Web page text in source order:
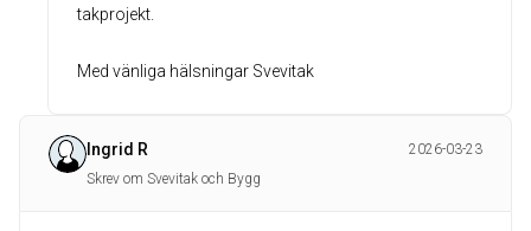
takprojekt.
Med vänliga hälsningar Svevitak
Ingrid R
2026-03-23
Skrev om Svevitak och Bygg